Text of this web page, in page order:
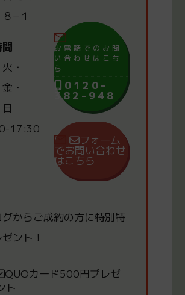
−１
・
・
17:30
お電話でのお問
い合わせはこち
ら
0120-
382-948
フォーム
でお問い合わせ
はこちら
グからご成約の方に特別特
ント！
QUOカード500円プレゼ
ト